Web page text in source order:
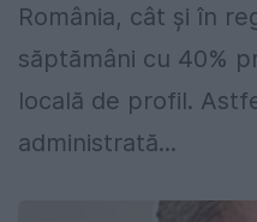
România, cât şi în
săptămâni cu 40%
locală de profil.
administrată...